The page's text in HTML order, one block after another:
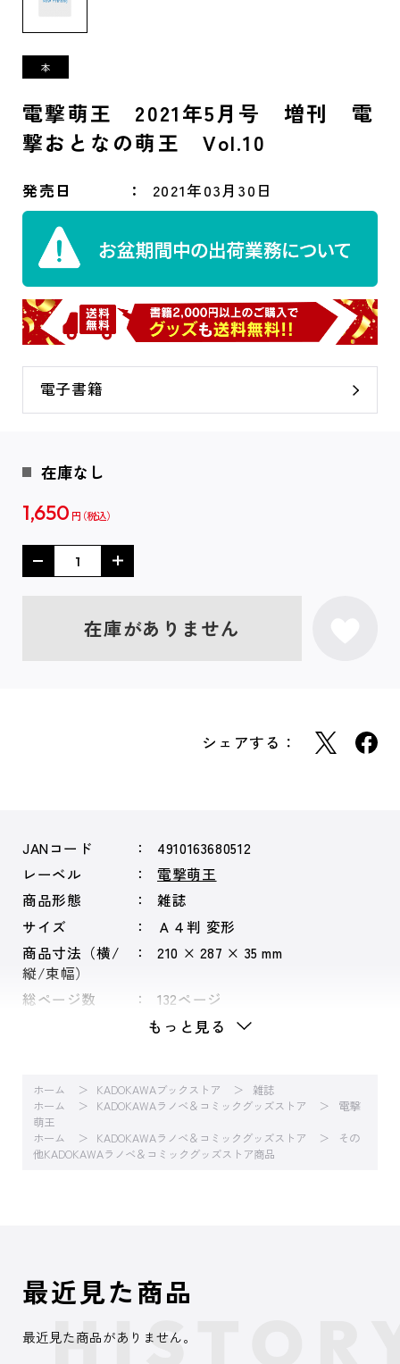
電撃萌王 2021年5月号 増刊 電
撃おとなの萌王 Vol.10
発売日 2021年03月30日
電子書籍
在庫なし
1,650 円
在庫がありません
シェアする：
JANコード
4910163680512
レーベル
電撃萌王
商品形態
雑誌
サイズ
Ａ４判 変形
商品寸法（横/
縦/束幅）
210 × 287 × 35 mm
総ページ数 132ページ
もっと見る
ホーム KADOKAWAブックストア
雑誌
ホーム
KADOKAWAラノベ＆コミックグッズストア
電撃
萌王
ホーム
KADOKAWAラノベ＆コミックグッズストア
その
他KADOKAWAラノベ＆コミックグッズストア商品
最近見た商品
最近見た商品がありません。